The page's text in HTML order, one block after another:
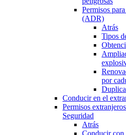
Permisos
(ADR)
Atrás
Tipos
por
Conducir en el
Permisos
Seguridad
Atrás